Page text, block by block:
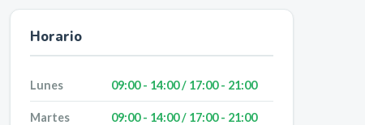
Horario
Lunes 09:00 - 14:00 / 17:00 - 21:00
Martes 09:00 - 14:00 / 17:00 - 21:00